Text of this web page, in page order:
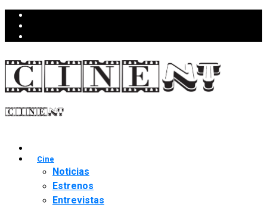
Cine
Noticias
Estrenos
Entrevistas